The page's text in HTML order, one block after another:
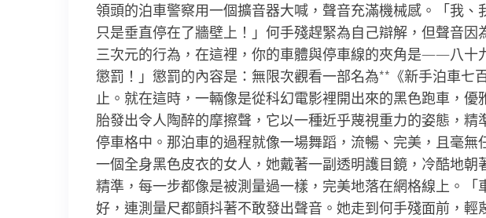
領頭的泊車警察用一個擴音器大喊，聲音充滿機械感。「我、
只是垂直停在了牆壁上！」何手殘趕緊為自己辯解，但聲音
三次元的行為，在這裡，你的車體與停車線的夾角是——八十
懲罰！」懲罰的內容是：無限次觀看一部名為**《新手泊車七
止。就在這時，一輛像是從科幻電影裡開出來的黑色跑車，
胎發出令人陶醉的摩擦聲，它以一種近乎蔑視重力的姿態，
停車格中。那泊車的過程就像一場舞蹈，流暢、完美，且毫
一個全身黑色皮衣的女人，她戴著一副透明護目鏡，冷酷地
精準，每一步都像是被測量過一樣，完美地落在網格線上。
好，連測量尺都顫抖著不敢發出聲音。她走到何手殘面前，